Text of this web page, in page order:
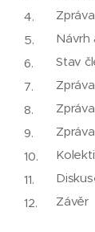
Návrh
Stav
Závěr